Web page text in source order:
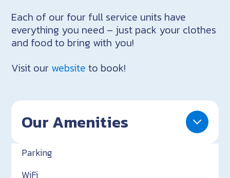
Each of our four full service units have
everything you need – just pack your clothes
and food to bring with you!
Visit our website to book!
Our Amenities
Parking
WiFi